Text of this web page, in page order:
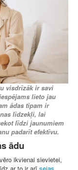
visdrīzāk ir savi
lieto jau
ādas tipam ir
līdzekļi, lai
līdzi jaunumiem
padarīt efektīvu.
ādu
ikvienai sievietei,
ar to ir arī sejas